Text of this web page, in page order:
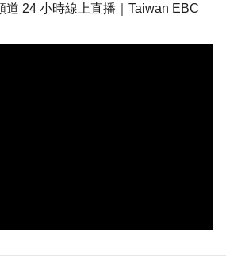
道 24 小時線上直播｜Taiwan EBC